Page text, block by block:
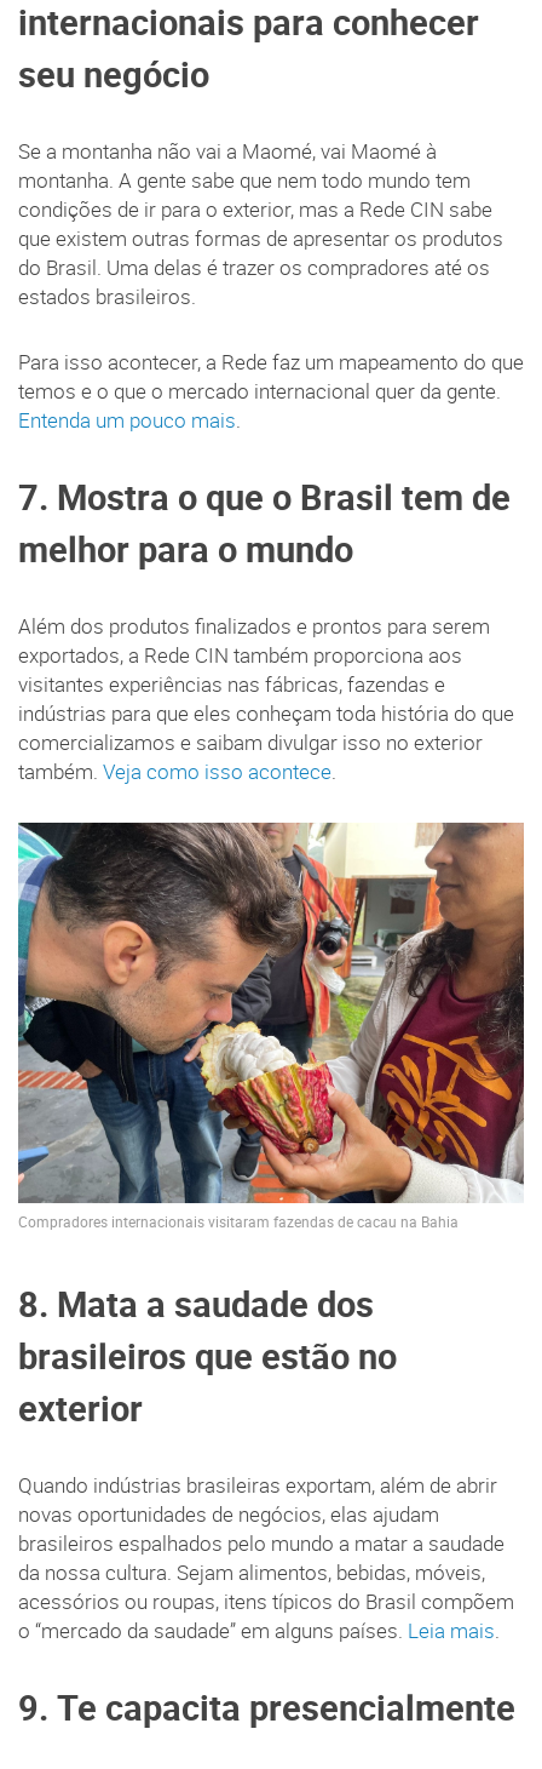
internacionais para conhecer
seu negócio
Se a montanha não vai a Maomé, vai Maomé à
montanha. A gente sabe que nem todo mundo tem
condições de ir para o exterior, mas a Rede CIN sabe
que existem outras formas de apresentar os produtos
do Brasil. Uma delas é trazer os compradores até os
estados brasileiros.
Para isso acontecer, a Rede faz um mapeamento do que
temos e o que o mercado internacional quer da gente.
Entenda um pouco mais.
7. Mostra o que o Brasil tem de
melhor para o mundo
Além dos produtos finalizados e prontos para serem
exportados, a Rede CIN também proporciona aos
visitantes experiências nas fábricas, fazendas e
indústrias para que eles conheçam toda história do que
comercializamos e saibam divulgar isso no exterior
também. Veja como isso acontece.
Compradores internacionais visitaram fazendas de cacau na Bahia
8. Mata a saudade dos
brasileiros que estão no
exterior
Quando indústrias brasileiras exportam, além de abrir
novas oportunidades de negócios, elas ajudam
brasileiros espalhados pelo mundo a matar a saudade
da nossa cultura. Sejam alimentos, bebidas, móveis,
acessórios ou roupas, itens típicos do Brasil compõem
o “mercado da saudade” em alguns países. Leia mais.
9. Te capacita presencialmente